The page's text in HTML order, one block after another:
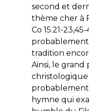
second et
thème cher à
Co 15.21-
probablement
tradition
Ainsi, le grand
christologique
probablement
hymne qui